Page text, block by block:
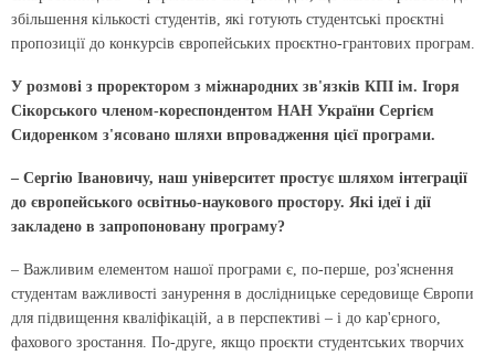
збільшення кількості студентів, які готують студентські проєктні
пропозиції до конкурсів європейських проєктно-грантових програм.
У розмові з проректором з міжнародних зв'язків КПІ ім. Ігоря
Сікорського членом-кореспондентом НАН України Сергієм
Сидоренком з'ясовано шляхи впровадження цієї програми.
– Сергію Івановичу, наш університет простує шляхом інтеграції
до європейського освітньо-наукового простору. Які ідеї і дії
закладено в запропоновану програму?
– Важливим елементом нашої програми є, по-перше , роз'яснення
студентам важливості занурення в дослідницьке середовище Європи
для підвищення кваліфікацій, а в перспективі – і до кар'єрного,
фахового зростання. По-друге , якщо проєкти студентських творчих